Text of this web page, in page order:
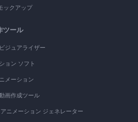
ックアップ
ツール
ジュアライザー
ョン ソフト
メーション
画作成ツール
ニメーション ジェネレーター